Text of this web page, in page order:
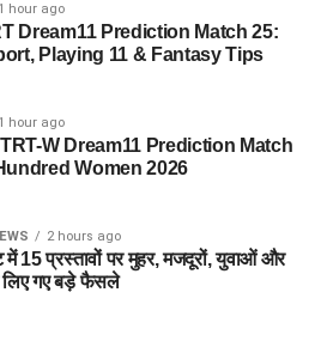
1 hour ago
Dream11 Prediction Match 25:
Playing 11 & Fantasy Tips
1 hour ago
W Dream11 Prediction Match
Women 2026
2 hours ago
में 15 प्रस्तावों पर मुहर, मजदूरों, युवाओं और
लिए गए बड़े फैसले